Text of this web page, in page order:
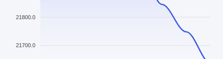
21800.0
21700.0